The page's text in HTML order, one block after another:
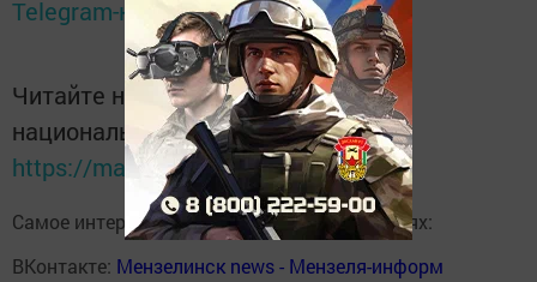
Telegram-каналеТатмедиа
Читайте новости Татарстана в
национальном мессенджере MАХ:
https://max.ru/tatmedia
Самое интересное в наших социальных сетях:
ВКонтакте: Мензелинск news - Мензеля-информ